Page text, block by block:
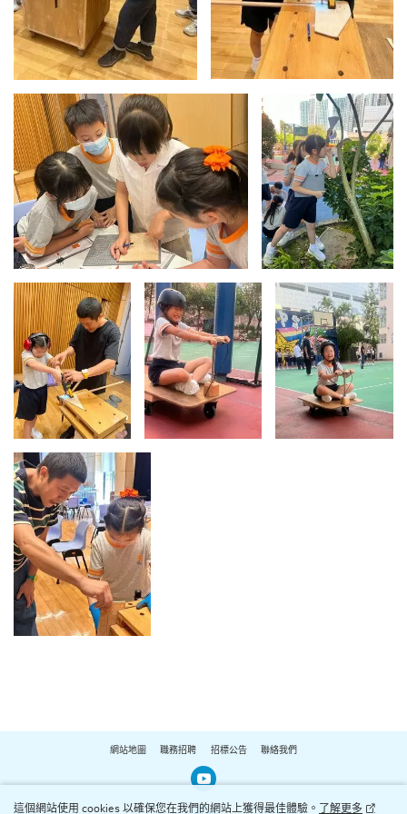
網站地圖 職務招聘 招標公告 聯絡我們
Our Youtube Channel
這個網站使用 cookies 以確保您在我們的網站上獲得最佳體驗。 了解更多